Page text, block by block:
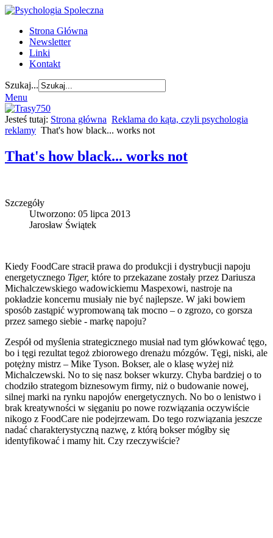
Strona Główna
Newsletter
Linki
Kontakt
Szukaj...
Menu
Jesteś tutaj: Strona główna Reklama do kąta, czyli psychologia
reklamy That's how black... works not
That's how black... works not
Szczegóły
Utworzono: 05 lipca 2013
Jarosław Świątek
Kiedy FoodCare stracił prawa do produkcji i dystrybucji napoju
energetycznego Tiger, które to przekazane zostały przez Dariusza
Michalczewskiego wadowickiemu Maspexowi, nastroje na
pokładzie koncernu musiały nie być najlepsze. W jaki bowiem
sposób zastąpić wypromowaną tak mocno – o zgrozo, co gorsza
przez samego siebie - markę napoju?
Zespół od myślenia strategicznego musiał nad tym główkować tęgo,
bo i tęgi rezultat tegoż zbiorowego drenażu mózgów. Tęgi, niski, ale
potężny mistrz – Mike Tyson. Bokser, ale o klasę wyżej niż
Michalczewski. No to się nasz bokser wkurzy. Chyba bardziej o to
chodziło strategom biznesowym firmy, niż o budowanie nowej,
silnej marki na rynku napojów energetycznych. No bo o lenistwo i
brak kreatywności w sięganiu po nowe rozwiązania oczywiście
nikogo z FoodCare nie podejrzewam. Do tego rozwiązania jeszcze
nadać charakterystyczną nazwę, z którą bokser mógłby się
identyfikować i mamy hit. Czy rzeczywiście?